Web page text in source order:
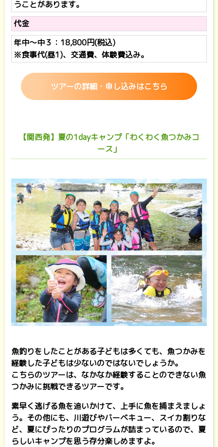
うことがあります。
代金
年中～中３：18,800円(税込)
※食事代(昼1)、交通費、体験費込み。
ツアーの詳細・申し込みはこちら
【関西発】夏の1dayキャンプ「わくわく魚つかみコ
ース」
魚釣りをしたことがある子どもは多くても、魚つかみを
経験した子どもは少ないのではないでしょうか。
こちらのツアーは、なかなか経験することのできない魚
つかみに挑戦できるツアーです。
素早く逃げる魚を追いかけて、上手に魚を捕まえましょ
う。その他にも、川遊びやバーベキュー、スイカ割りな
ど、夏にぴったりのプログラムが詰まっているので、夏
らしいキャンプを思う存分楽しめますよ。